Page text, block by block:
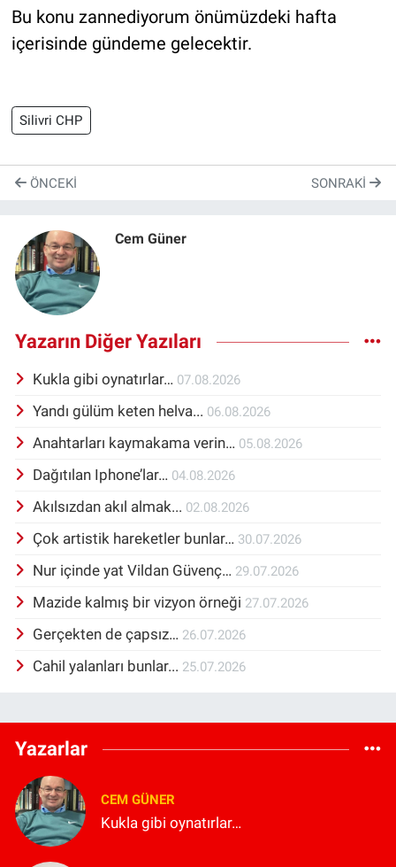
Bu konu zannediyorum önümüzdeki hafta
içerisinde gündeme gelecektir.
Silivri CHP
ÖNCEKI SONRAKI
Cem Güner
Yazarın Diğer Yazıları
Kukla gibi oynatırlar… 07.08.2026
Yandı gülüm keten helva... 06.08.2026
Anahtarları kaymakama verin… 05.08.2026
Dağıtılan Iphone’lar… 04.08.2026
Akılsızdan akıl almak... 02.08.2026
Çok artistik hareketler bunlar… 30.07.2026
Nur içinde yat Vildan Güvenç… 29.07.2026
Mazide kalmış bir vizyon örneği 27.07.2026
Gerçekten de çapsız… 26.07.2026
Cahil yalanları bunlar... 25.07.2026
Yazarlar
CEM GÜNER
Kukla gibi oynatırlar…